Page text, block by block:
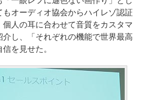
もオーディオ協会からハイレゾ認証
個人の耳に合わせて音質をカスタマ
介し、「それぞれの機能で世界最高
を見せた。